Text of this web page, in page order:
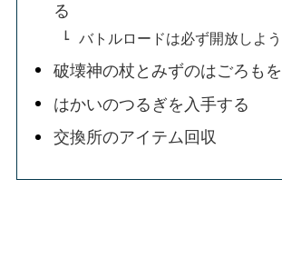
る
バトルロードは必ず開放しよう
破壊神の杖とみずのはごろも
はかいのつるぎを入手する
交換所のアイテム回収